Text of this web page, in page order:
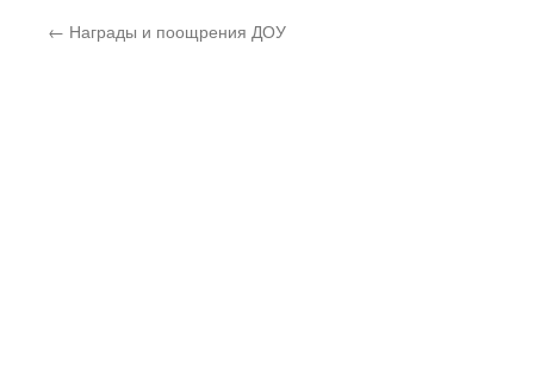
← Награды и поощрения ДОУ